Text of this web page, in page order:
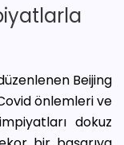
Beijing
önlemleri ve
dokuz